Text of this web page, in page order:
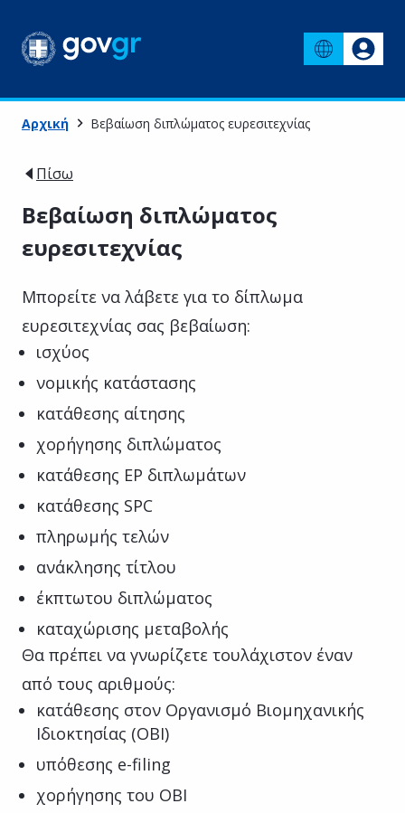
Αρχική Βεβαίωση διπλώματος ευρεσιτεχνίας
Πίσω
Βεβαίωση διπλώματος
ευρεσιτεχνίας
Μπορείτε να λάβετε για το δίπλωμα
ευρεσιτεχνίας σας βεβαίωση:
ισχύος
νομικής κατάστασης
κατάθεσης αίτησης
χορήγησης διπλώματος
κατάθεσης ΕΡ διπλωμάτων
κατάθεσης SPC
πληρωμής τελών
ανάκλησης τίτλου
έκπτωτου διπλώματος
καταχώρισης μεταβολής
Θα πρέπει να γνωρίζετε τουλάχιστον έναν
από τους αριθμούς:
κατάθεσης στον Οργανισμό Βιομηχανικής
Ιδιοκτησίας (ΟΒΙ)
υπόθεσης e-filing
χορήγησης του ΟΒΙ